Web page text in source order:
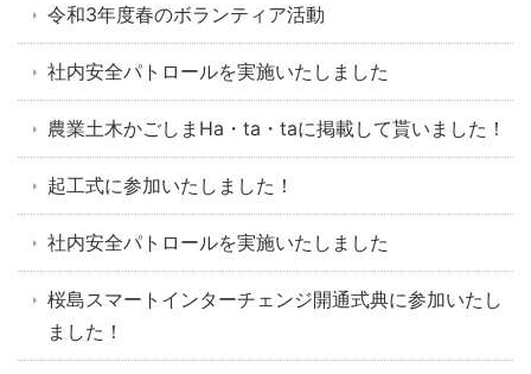
令和3年度春のボランティア活動
社内安全パトロールを実施いたしました
農業土木かごしまHa・ta・taに掲載して貰いました！
起工式に参加いたしました！
社内安全パトロールを実施いたしました
桜島スマートインターチェンジ開通式典に参加いたし
ました！